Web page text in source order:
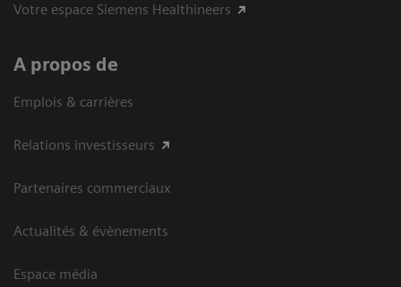
Votre espace Siemens Healthineers
A propos de
Emplois & carrières
Relations investisseurs
Partenaires commerciaux
Actualités & évènements
Espace média